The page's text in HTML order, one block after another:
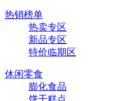
热销榜单
热卖专区
新品专区
特价临期区
休闲零食
膨化食品
饼干糕点